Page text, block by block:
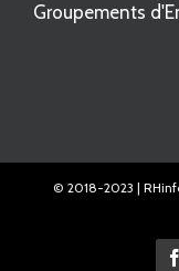
Groupements
© 2018-2023 |